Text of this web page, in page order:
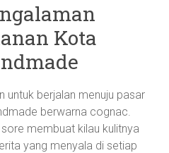
Kota
untuk berjalan menuju pasar
berwarna cognac.
membuat kilau kulitnya
yang menyala di setiap